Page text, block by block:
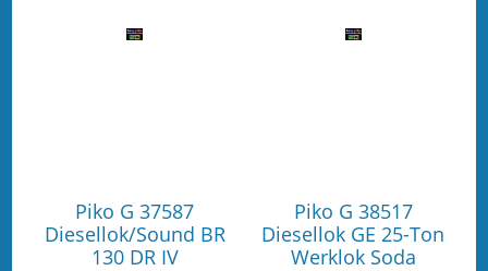
Piko G 37587
Diesellok/Sound BR
130 DR IV
Piko G 38517
Diesellok GE 25-Ton
Werklok Soda